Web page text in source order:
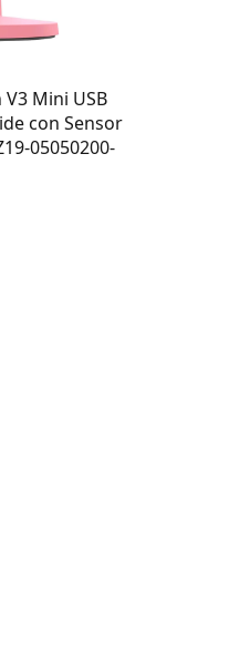
Mini USB
con Sensor
05050200-